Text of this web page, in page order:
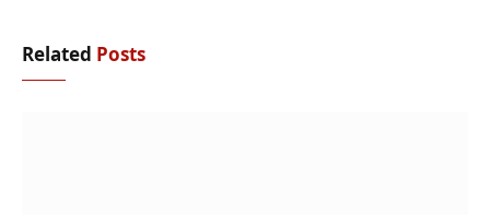
Related Posts